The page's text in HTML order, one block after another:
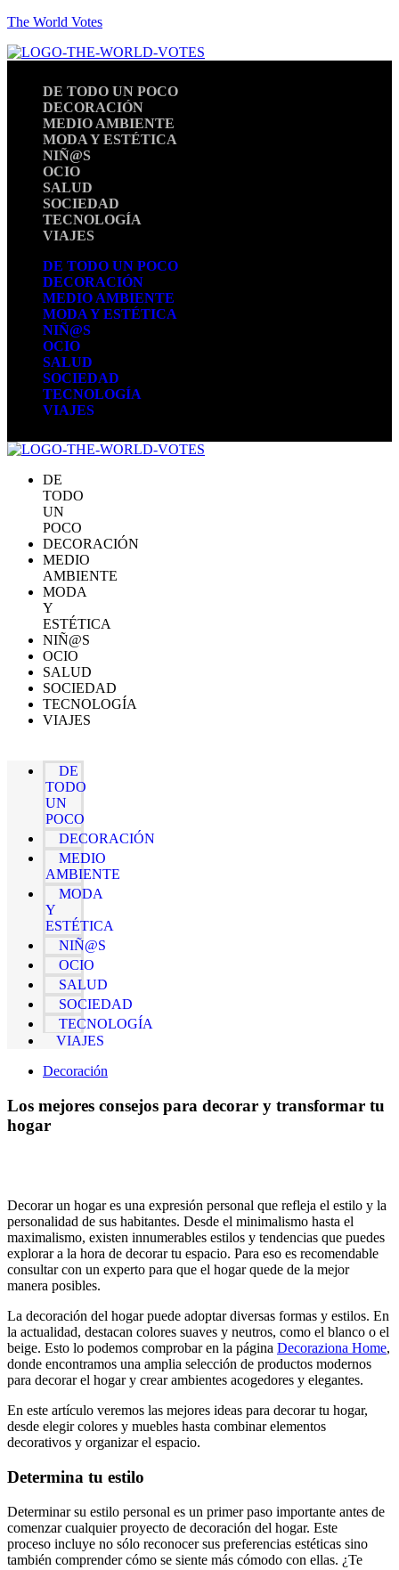
The World Votes
DE TODO UN POCO
DECORACIÓN
MEDIO AMBIENTE
MODA Y ESTÉTICA
NIÑ@S
OCIO
SALUD
SOCIEDAD
TECNOLOGÍA
VIAJES
DE TODO UN POCO
DECORACIÓN
MEDIO AMBIENTE
MODA Y ESTÉTICA
NIÑ@S
OCIO
SALUD
SOCIEDAD
TECNOLOGÍA
VIAJES
DE
TODO
UN
POCO
DECORACIÓN
MEDIO
AMBIENTE
MODA
Y
ESTÉTICA
NIÑ@S
OCIO
SALUD
SOCIEDAD
TECNOLOGÍA
VIAJES
DE
TODO
UN
POCO
DECORACIÓN
MEDIO
AMBIENTE
MODA
Y
ESTÉTICA
NIÑ@S
OCIO
SALUD
SOCIEDAD
TECNOLOGÍA
VIAJES
Decoración
Los mejores consejos para decorar y transformar tu
hogar
Decorar un hogar es una expresión personal que refleja el estilo y la
personalidad de sus habitantes. Desde el minimalismo hasta el
maximalismo, existen innumerables estilos y tendencias que puedes
explorar a la hora de decorar tu espacio. Para eso es recomendable
consultar con un experto para que el hogar quede de la mejor
manera posibles.
La decoración del hogar puede adoptar diversas formas y estilos. En
la actualidad, destacan colores suaves y neutros, como el blanco o el
beige. Esto lo podemos comprobar en la página Decoraziona Home,
donde encontramos una amplia selección de productos modernos
para decorar el hogar y crear ambientes acogedores y elegantes.
En este artículo veremos las mejores ideas para decorar tu hogar,
desde elegir colores y muebles hasta combinar elementos
decorativos y organizar el espacio.
Determina tu estilo
Determinar su estilo personal es un primer paso importante antes de
comenzar cualquier proyecto de decoración del hogar. Este
proceso incluye no sólo reconocer sus preferencias estéticas sino
también comprender cómo se siente más cómodo con ellas. ¿Te